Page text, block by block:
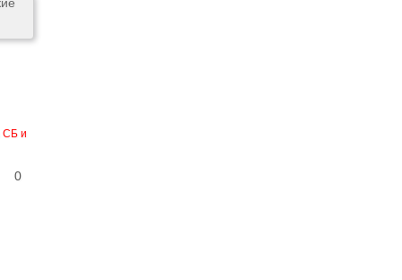
СБ и
0